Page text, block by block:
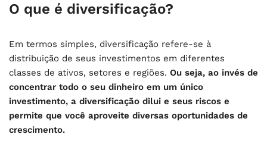
O que é diversificação?
Em termos simples, diversificação refere-se à
distribuição de seus investimentos em diferentes
classes de ativos, setores e regiões. Ou seja, ao invés de
concentrar todo o seu dinheiro em um único
investimento, a diversificação dilui e seus riscos e
permite que você aproveite diversas oportunidades de
crescimento.